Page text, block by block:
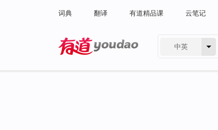
词典 翻译 有道精品课 云笔记
中英